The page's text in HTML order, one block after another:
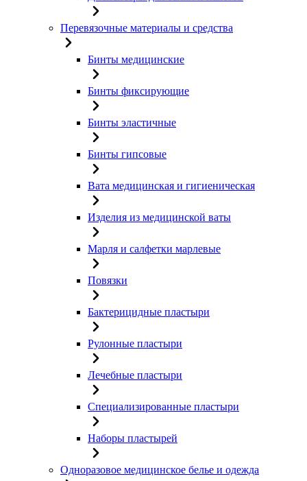
Перевязочные материалы и средства
Бинты медицинские
Бинты фиксирующие
Бинты эластичные
Бинты гипсовые
Вата медицинская и гигиеническая
Изделия из медицинской ваты
Марля и салфетки марлевые
Повязки
Бактерицидные пластыри
Рулонные пластыри
Лечебные пластыри
Специализированные пластыри
Наборы пластырей
Одноразовое медицинское белье и одежда